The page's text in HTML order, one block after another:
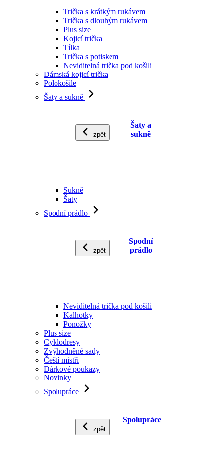
Trička s krátkým rukávem
Trička s dlouhým rukávem
Plus size
Kojicí trička
Tílka
Trička s potiskem
Neviditelná trička pod košili
Dámská kojicí trička
Polokošile
Šaty a sukně
zpět
Šaty a
sukně
Sukně
Šaty
Spodní prádlo
zpět
Spodní
prádlo
Neviditelná trička pod košili
Kalhotky
Ponožky
Plus size
Cyklodresy
Zvýhodněné sady
Čeští mistři
Dárkové poukazy
Novinky
Spolupráce
zpět
Spolupráce